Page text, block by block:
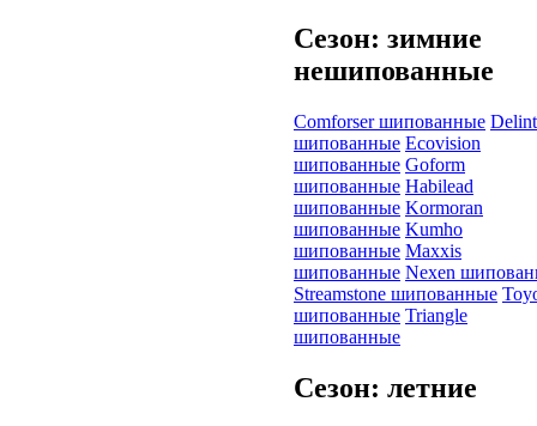
Сезон: зимние
нешипованные
Comforser шипованные
шипованные Ecovision
шипованные Goform
шипованные Habilead
шипованные Kormoran
шипованные Kumho
шипованные Maxxis
шипованные Nexen
Streamstone шипованные
шипованные Triangle
шипованные
Сезон: летние